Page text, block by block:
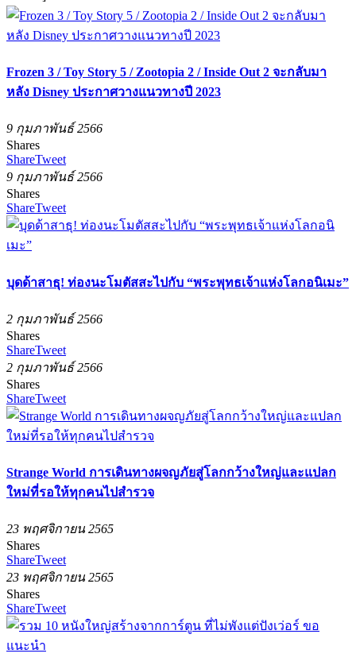
Frozen 3 / Toy Story 5 / Zootopia 2 / Inside Out 2 จะกลับมา
หลัง Disney ประกาศวางแนวทางปี 2023
9 กุมภาพันธ์ 2566
Shares
ShareTweet
9 กุมภาพันธ์ 2566
Shares
ShareTweet
บุดด้าสาธุ! ท่องนะโมตัสสะไปกับ “พระพุทธเจ้าแห่งโลกอนิเมะ”
2 กุมภาพันธ์ 2566
Shares
ShareTweet
2 กุมภาพันธ์ 2566
Shares
ShareTweet
Strange World การเดินทางผจญภัยสู่โลกกว้างใหญ่และแปลก
ใหม่ที่รอให้ทุกคนไปสำรวจ
23 พฤศจิกายน 2565
Shares
ShareTweet
23 พฤศจิกายน 2565
Shares
ShareTweet